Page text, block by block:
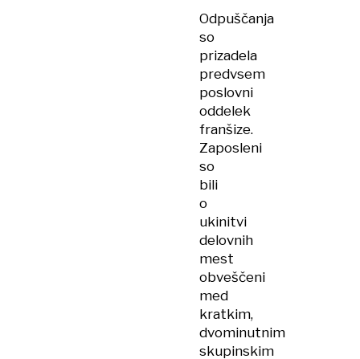
Odpuščanja
so
prizadela
predvsem
poslovni
oddelek
franšize.
Zaposleni
so
bili
o
ukinitvi
delovnih
mest
obveščeni
med
kratkim,
dvominutnim
skupinskim